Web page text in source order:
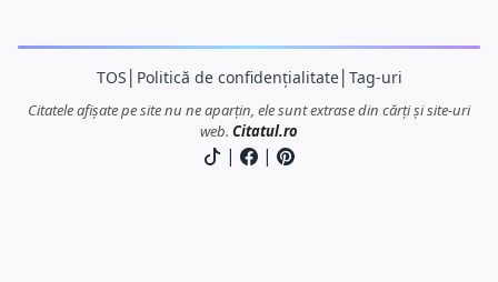
TOS Politică de confidențialitate│ Tag-uri
Citatele afișate pe site nu ne aparțin, ele sunt extrase din cărți și site-uri
web. Citatul.ro
| |